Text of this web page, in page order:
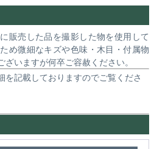
販売した品を撮影した物を使用して
め微細なキズや色味・木目・付属物
いますが何卒ご容赦ください。
を記載しておりますのでご覧くださ